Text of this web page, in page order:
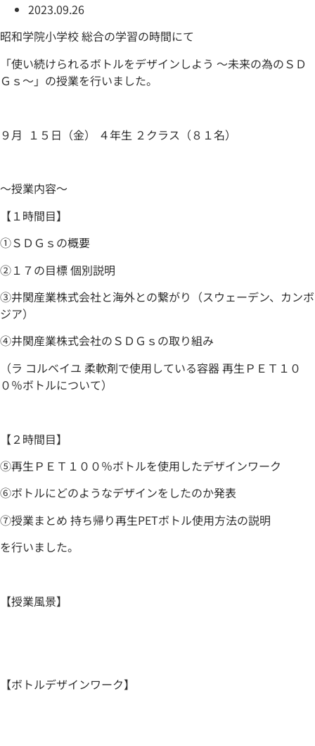
2023.09.26
昭和学院小学校 総合の学習の時間にて
「使い続けられるボトルをデザインしよう ～未来の為のＳＤ
Ｇｓ～」の授業を行いました。
９月 １５日（金） ４年生 ２クラス（８１名）
～授業内容～
【１時間目】
①ＳＤＧｓの概要
②１７の目標 個別説明
③井関産業株式会社と海外との繋がり（スウェーデン、カンボ
ジア）
④井関産業株式会社のＳＤＧｓの取り組み
（ラ コルベイユ 柔軟剤で使用している容器 再生ＰＥＴ１０
０％ボトルについて）
【２時間目】
⑤再生ＰＥＴ１００％ボトルを使用したデザインワーク
⑥ボトルにどのようなデザインをしたのか発表
⑦授業まとめ 持ち帰り再生PETボトル使用方法の説明
を行いました。
【授業風景】
【ボトルデザインワーク】